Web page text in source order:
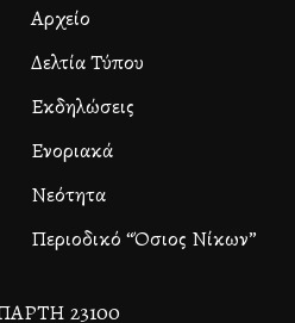
Αρχείο
Δελτία Τύπου
Εκδηλώσεις
Ενοριακά
Νεότητα
Περιοδικό “Όσιος Νίκων”
23100